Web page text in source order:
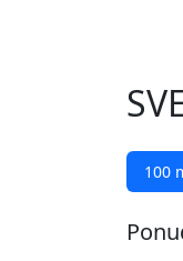
100